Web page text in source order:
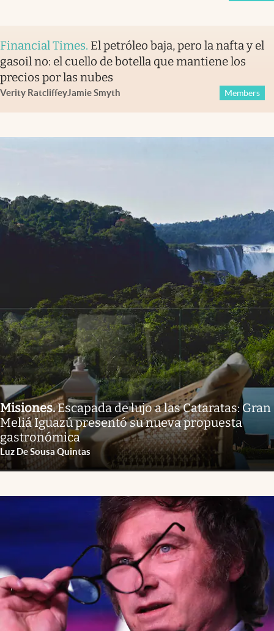
Financial Times. El petróleo baja, pero la nafta y el
gasoil no: el cuello de botella que mantiene los
precios por las nubes
Verity RatcliffeyJamie Smyth Members
Misiones.Escapada de lujo a las Cataratas: Gran
Meliá Iguazú presentó su nueva propuesta
gastronómica
Luz De Sousa Quintas